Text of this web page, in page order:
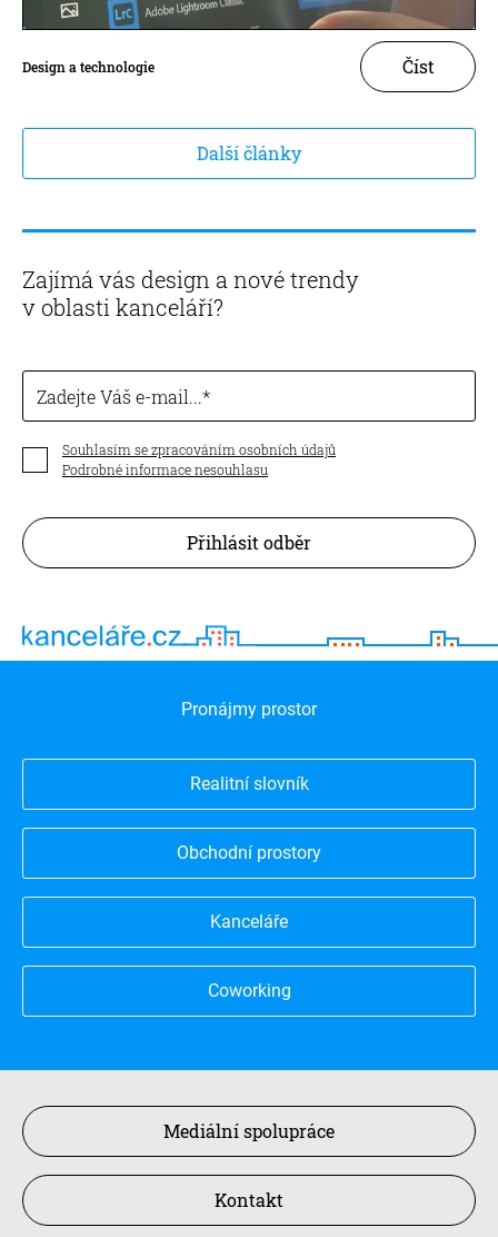
Design a technologie Číst
Další články
Zajímá vás design a nové trendy
v oblasti kanceláří?
Zadejte Váš e-mail...
Souhlasím se zpracováním osobních údajů
Podrobné informace nesouhlasu
Přihlásit odběr
Pronájmy prostor
Realitní slovník
Obchodní prostory
Kanceláře
Coworking
Mediální spolupráce
Kontakt